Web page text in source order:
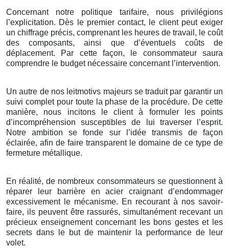
Concernant notre politique tarifaire, nous privilégions
l’explicitation. Dès le premier contact, le client peut exiger
un chiffrage précis, comprenant les heures de travail, le coût
des composants, ainsi que d’éventuels coûts de
déplacement. Par cette façon, le consommateur saura
comprendre le budget nécessaire concernant l’intervention.
Un autre de nos leitmotivs majeurs se traduit par garantir un
suivi complet pour toute la phase de la procédure. De cette
manière, nous incitons le client à formuler les points
d’incompréhension susceptibles de lui traverser l’esprit.
Notre ambition se fonde sur l’idée transmis de façon
éclairée, afin de faire transparent le domaine de ce type de
fermeture métallique.
En réalité, de nombreux consommateurs se questionnent à
réparer leur barrière en acier craignant d’endommager
excessivement le mécanisme. En recourant à nos savoir-
faire, ils peuvent être rassurés, simultanément recevant un
précieux enseignement concernant les bons gestes et les
secrets dans le but de maintenir la performance de leur
volet.